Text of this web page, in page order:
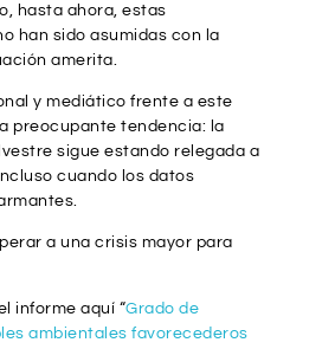
hasta ahora, estas
han sido asumidas con la
amerita.
y mediático frente a este
preocupante tendencia: la
sigue estando relegada a
cuando los datos
a una crisis mayor para
informe aquí “Grado de
ambientales favorecederos